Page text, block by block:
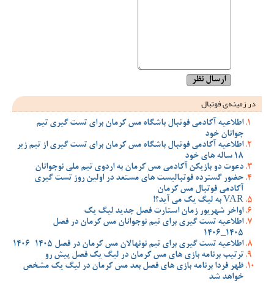
در زمینه‌ی فوتبال
اطلاعیه آکادمی فوتبال باشگاه مس کرمان برای تست گیری تیم
جوانان خود
اطلاعیه آکادمی فوتبال باشگاه مس کرمان برای تست گیری از تیم زیر
18 ساله های خود
دعوت دو بازیکن آکادمی مس کرمان به اردوی تیم ملی نوجوانان
حضور گسترده فوتبالیست های مستعد در اولین روز تست گیری
آکادمی فوتبال مس کرمان
VAR به لیگ یک می آید؟!
اواخر شهریور زمان استارت فصل جدید لیگ یک
اطلاعیه تست گیری برای تیم نوجوانان مس کرمان در فصل
1405_1406
اطلاعیه تست گیری برای تیم نونهالان مس کرمان در فصل 1405-1406
ترتیب برنامه بازی های مس کرمان در لیگ یک فصل پیش رو
ظهر فردا برنامه بازی های فصل بعد مس کرمان در لیگ یک مشخص
خواهد شد